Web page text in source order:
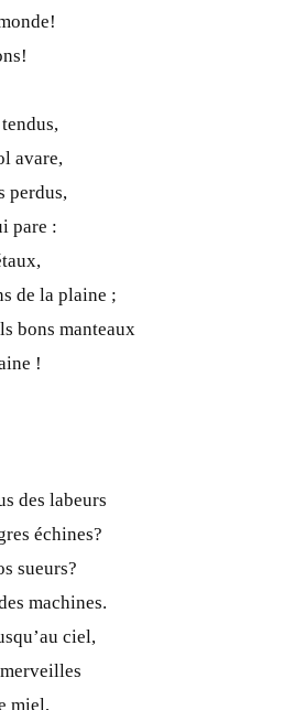
avare,
perdus,
pare :
de la plaine ;
bons manteaux
!
des labeurs
échines?
sueurs?
machines.
ciel,
miel,